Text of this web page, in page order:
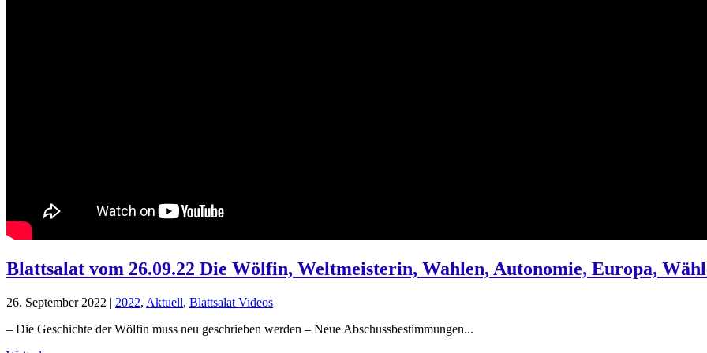
Blattsalat vom 26.09.22 Die Wölfin, Weltmeisterin, Wahlen, Autonomie, Europa,
26. September 2022 | 2022, Aktuell, Blattsalat Videos
– Die Geschichte der Wölfin muss neu geschrieben werden – Neue Abschussbestimmungen...